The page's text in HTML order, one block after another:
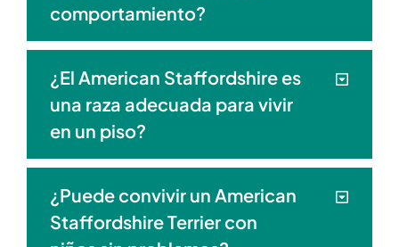
comportamiento?
¿El American Staffordshire es
una raza adecuada para vivir
en un piso?
¿Puede convivir un American
Staffordshire Terrier con